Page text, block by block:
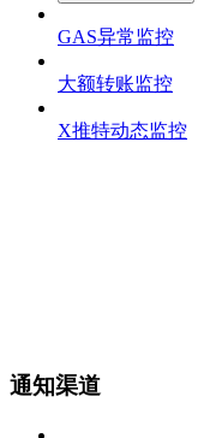
GAS异常监控
大额转账监控
X推特动态监控
通知渠道